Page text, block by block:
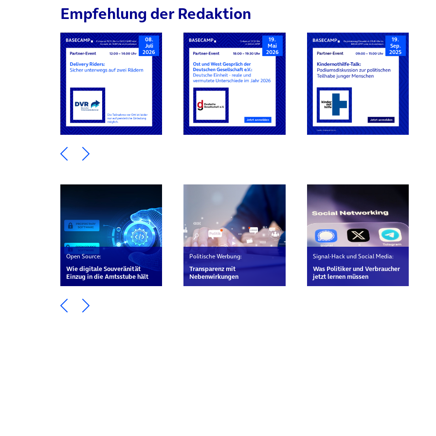
Empfehlung der Redaktion
08.
Juli
2026
19.
Mai
2026
19.
Sep.
2025
Ein Element zurück blättern
Ein Element weiter blättern
Open Source:
Wie digitale Souveränität
Einzug in die Amtsstube hält
Politische Werbung:
Transparenz mit
Nebenwirkungen
Signal-Hack und Social Media:
Was Politiker und Verbraucher
jetzt lernen müssen
Ein Element zurück blättern
Ein Element weiter blättern